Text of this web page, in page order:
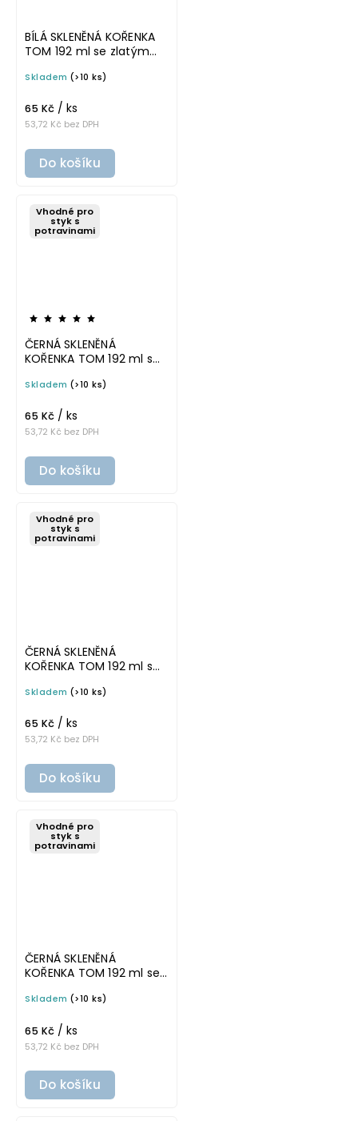
BÍLÁ SKLENĚNÁ KOŘENKA
TOM 192 ml se zlatým
Skladem (>10 ks)
53,72 Kč bez DPH
65 Kč / ks
Do košíku
Vhodné pro
styk s
potravinami
ČERNÁ SKLENĚNÁ
KOŘENKA TOM 192 ml s
Skladem (>10 ks)
53,72 Kč bez DPH
65 Kč / ks
Do košíku
Vhodné pro
styk s
potravinami
ČERNÁ SKLENĚNÁ
KOŘENKA TOM 192 ml s
Skladem (>10 ks)
53,72 Kč bez DPH
65 Kč / ks
Do košíku
Vhodné pro
styk s
potravinami
ČERNÁ SKLENĚNÁ
KOŘENKA TOM 192 ml se
Skladem (>10 ks)
53,72 Kč bez DPH
65 Kč / ks
Do košíku